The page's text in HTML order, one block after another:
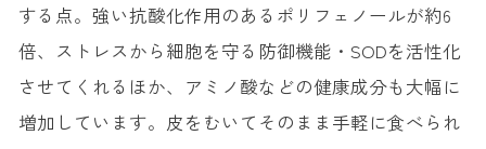
する点。強い抗酸化作用のあるポリフェノールが約6
倍、ストレスから細胞を守る防御機能・SODを活性化
させてくれるほか、アミノ酸などの健康成分も大幅に
増加しています。皮をむいてそのまま手軽に食べられ